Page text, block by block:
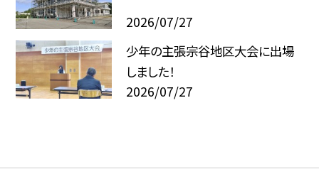
2026/07/27
少年の主張宗谷地区大会に出場
しました！
2026/07/27